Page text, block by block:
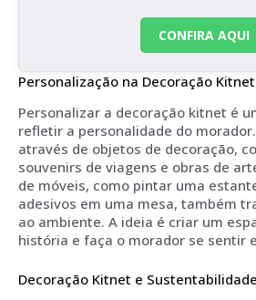
CONFIRA AQUI
Personalização na Decoração Kitnet
Personalizar a decoração kitnet é
refletir a personalidade do
através de objetos de decoração,
souvenirs de viagens e obras de
de móveis, como pintar uma
adesivos em uma mesa, também
ao ambiente. A ideia é criar um
história e faça o morador se sentir
Decoração Kitnet e Sustentabilidade